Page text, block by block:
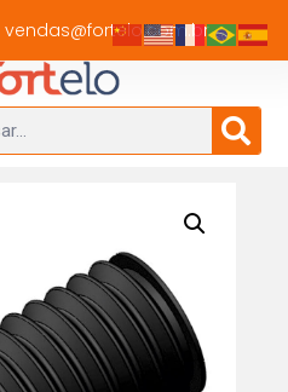
vendas@fortelo.com.br